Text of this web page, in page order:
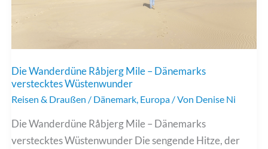
Die Wanderdüne Råbjerg Mile – Dänemarks
verstecktes Wüstenwunder
Reisen & Draußen / Dänemark Europa / Von Denise Ni
Die Wanderdüne Råbjerg Mile – Dänemarks
verstecktes Wüstenwunder Die sengende Hitze, der